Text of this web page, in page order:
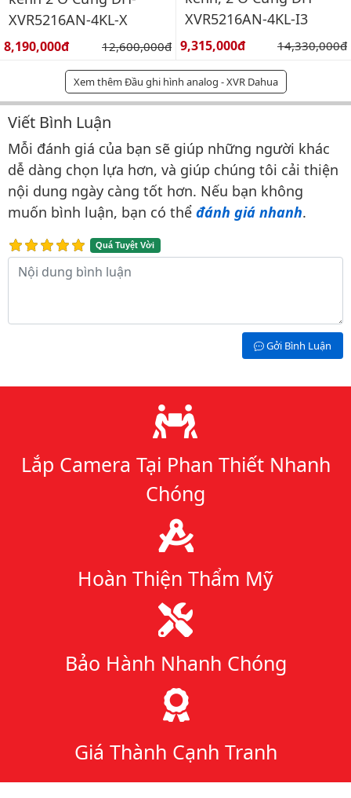
XVR5216AN-4KL-X
Giá bán:
8,190,000đ Giá gốc:
12,600,000đ
XVR5216AN-4KL-I3
Giá bán:
9,315,000đ Giá gốc:
14,330,000đ
Xem thêm Đầu ghi hình analog - XVR Dahua
Bình luận & Đánh giá
Viết Bình Luận
Mỗi đánh giá của bạn sẽ giúp những người khác
dễ dàng chọn lựa hơn, và giúp chúng tôi cải thiện
nội dung ngày càng tốt hơn. Nếu bạn không
muốn bình luận, bạn có thể đánh giá nhanh.
Quá Tuyệt Vời
Nội dung bình luận
Gởi Bình Luận
Lý do chọn chúng tôi
Lắp Camera Tại Phan Thiết Nhanh
Chóng
Hoàn Thiện Thẩm Mỹ
Bảo Hành Nhanh Chóng
Giá Thành Cạnh Tranh